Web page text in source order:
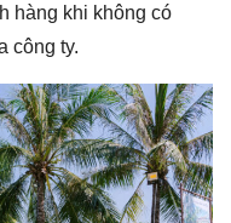
hàng khi không có
công ty.